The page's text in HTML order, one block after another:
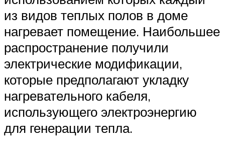
из видов теплых полов в доме
нагревает помещение. Наибольшее
распространение получили
электрические модификации,
которые предполагают укладку
нагревательного кабеля,
использующего электроэнергию
для генерации тепла.